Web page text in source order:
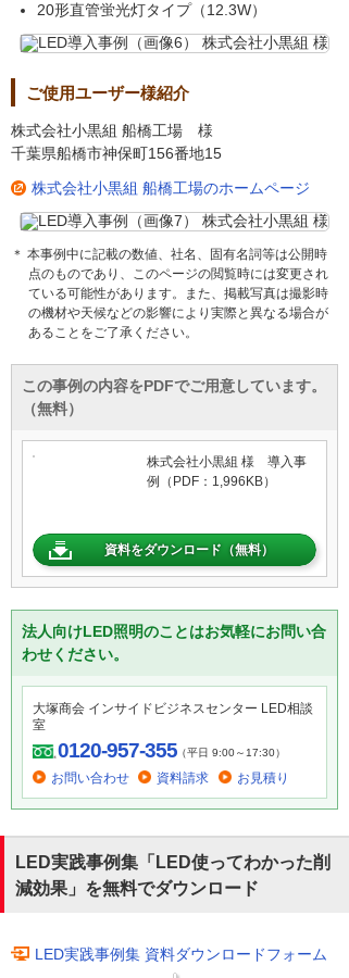
20形直管蛍光灯タイプ（12.3W）
ご使用ユーザー様紹介
株式会社小黒組 船橋工場 様
千葉県船橋市神保町156番地15
株式会社小黒組 船橋工場のホームページ
＊ 本事例中に記載の数値、社名、固有名詞等は公開時
点のものであり、このページの閲覧時には変更され
ている可能性があります。また、掲載写真は撮影時
の機材や天候などの影響により実際と異なる場合が
あることをご了承ください。
この事例の内容をPDFでご用意しています。
（無料）
株式会社小黒組 様 導入事
例（PDF：1,996KB）
資料をダウンロード（無料）
法人向けLED照明のことはお気軽にお問い合
わせください。
大塚商会 インサイドビジネスセンター LED相談
室
0120-957-355（平日 9:00～17:30）
お問い合わせ 資料請求 お見積り
LED実践事例集「LED使ってわかった削
減効果」を無料でダウンロード
LED実践事例集 資料ダウンロードフォーム